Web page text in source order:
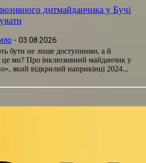
дитмайданчика у Бучі
- 03.08.2026
бути не лише доступними, а й
ми? Про інклюзивний майданчик у
який відкрилий наприкінці 2024...